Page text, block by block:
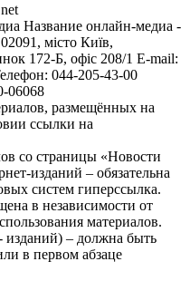
Название онлайн-медиа -
місто Київ,
172-Б, офіс 208/1 E-mail:
044-205-43-00
06068
размещённых на
ссылки на
со страницы «Новости
изданий – обязательна
систем гиперссылка.
в независимости от
материалов.
изданий) – должна быть
в первом абзаце